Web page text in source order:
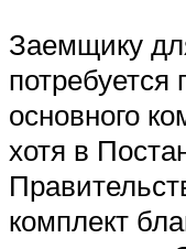
Заемщику
потребуется
основного
хотя в
комплект